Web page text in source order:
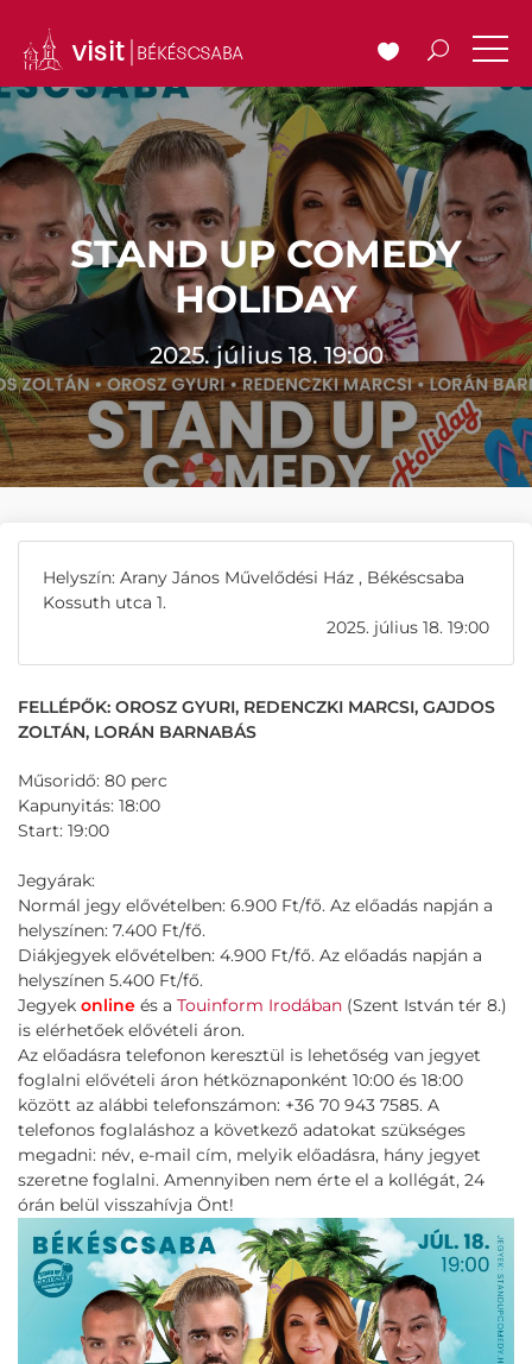
STAND UP COMEDY
HOLIDAY
2025. július 18. 19:00
Helyszín: Arany János Művelődési Ház , Békéscsaba
Kossuth utca 1.
2025. július 18. 19:00
FELLÉPŐK: OROSZ GYURI, REDENCZKI MARCSI, GAJDOS
ZOLTÁN, LORÁN BARNABÁS
Műsoridő: 80 perc
Kapunyitás: 18:00
Start: 19:00
Jegyárak:
Normál jegy elővételben: 6.900 Ft/fő. Az előadás napján a
helyszínen: 7.400 Ft/fő.
Diákjegyek elővételben: 4.900 Ft/fő. Az előadás napján a
helyszínen 5.400 Ft/fő.
Jegyek online és a Touinform Irodában (Szent István tér 8.)
is elérhetőek elővételi áron.
Az előadásra telefonon keresztül is lehetőség van jegyet
foglalni elővételi áron hétköznaponként 10:00 és 18:00
között az alábbi telefonszámon: +36 70 943 7585. A
telefonos foglaláshoz a következő adatokat szükséges
megadni: név, e-mail cím, melyik előadásra, hány jegyet
szeretne foglalni. Amennyiben nem érte el a kollégát, 24
órán belül visszahívja Önt!